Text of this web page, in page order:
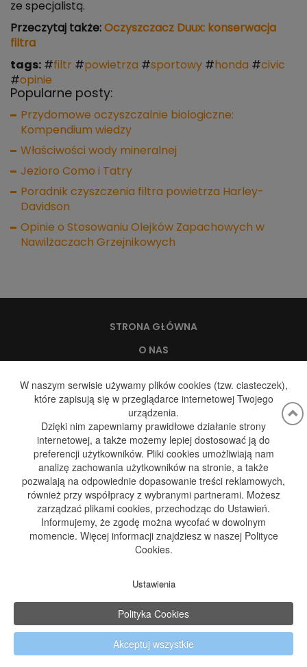
ze specjalistą.
Przeczytaj także: Oczyszczacz Duux: konserwacja
filtra
tags: #filtr #powietrza #sportowy # honda #civic
#opinie
Popularne posty:
Przydomowe oczyszczalnie biologiczne:
Kompendium wiedzy
Właściwości wody mineralnej
Jezioro Como i Tatry
Poradnik czyszczenia filtra powietrza Harley-
Davidson
Opinie o Stosowaniu Olejków Zapachowych w
Nawilżaczach Grzejnikowych
STRONA GŁÓWNA
O NAS
DYSTRYBUCJA WODY
DYSTRYBUCJA GAZU
GALERIA
BLOG
KONTAKT
Adres:
ul. Kościuszki 190
Dane kontaktowe:
biuro@kedconnect.pl
Polityka prywatności
Polityka Cookies
©2022 Projekt i realizacjaWeNet
W naszym serwisie używamy plików cookies (tzw. ciasteczek),
które zapisują się w przeglądarce internetowej Twojego
urządzenia.
Dzięki nim zapewniamy prawidłowe działanie strony
internetowej, a także możemy lepiej dostosować ją do
preferencji użytkowników. Pliki cookies umożliwiają nam
analizę zachowania użytkowników na stronie, a także
pozwalają na odpowiednie dopasowanie treści reklamowych,
również przy współpracy z wybranymi partnerami. Możesz
zarządzać plikami cookies, przechodząc do Ustawień.
Informujemy, że zgodę można wycofać w dowolnym
momencie. Więcej informacji znajdziesz w naszej Polityce
Cookies.
Ustawienia
Polityka Cookies
Akceptuj wszystkie